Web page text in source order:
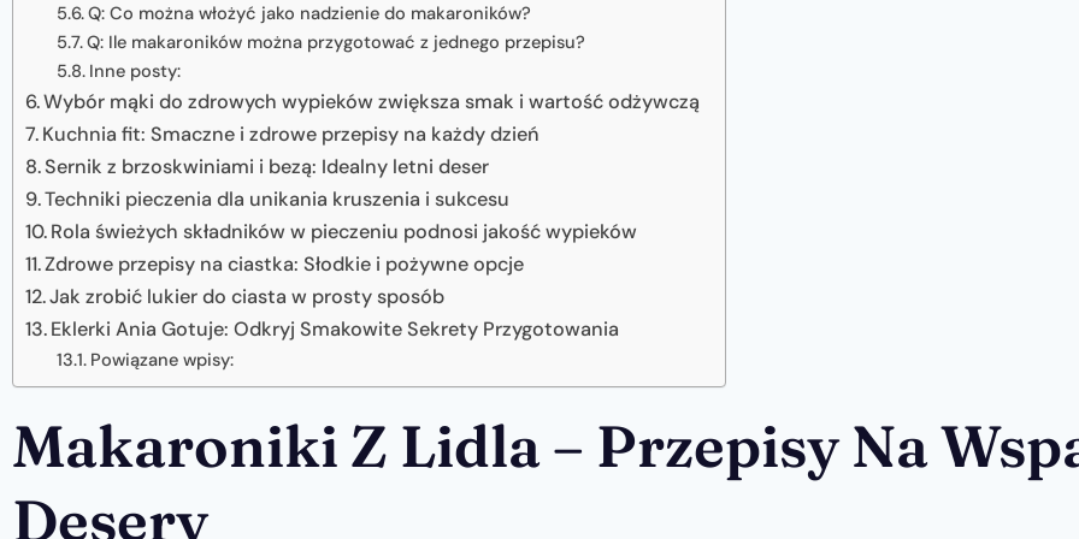
Q: Co można włożyć jako nadzienie do makaroników?
Q: Ile makaroników można przygotować z jednego przepisu?
Inne posty:
Wybór mąki do zdrowych wypieków zwiększa smak i wartość odżywczą
Kuchnia fit: Smaczne i zdrowe przepisy na każdy dzień
Sernik z brzoskwiniami i bezą: Idealny letni deser
Techniki pieczenia dla unikania kruszenia i sukcesu
Rola świeżych składników w pieczeniu podnosi jakość wypieków
Zdrowe przepisy na ciastka: Słodkie i pożywne opcje
Jak zrobić lukier do ciasta w prosty sposób
Eklerki Ania Gotuje: Odkryj Smakowite Sekrety Przygotowania
Powiązane wpisy:
Makaroniki Z Lidla – Przepisy Na
Desery